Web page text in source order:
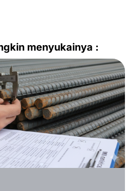
menyukainya :